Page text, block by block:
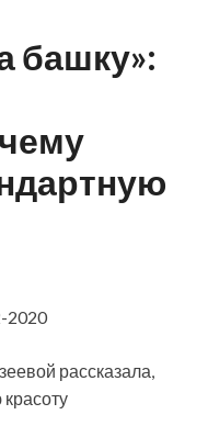
башку»:
2020
рассказала,